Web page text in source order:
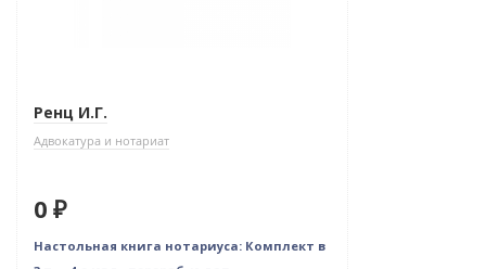
Ренц И.Г.
Адвокатура и нотариат
0 ₽
Настольная книга нотариуса: Комплект в